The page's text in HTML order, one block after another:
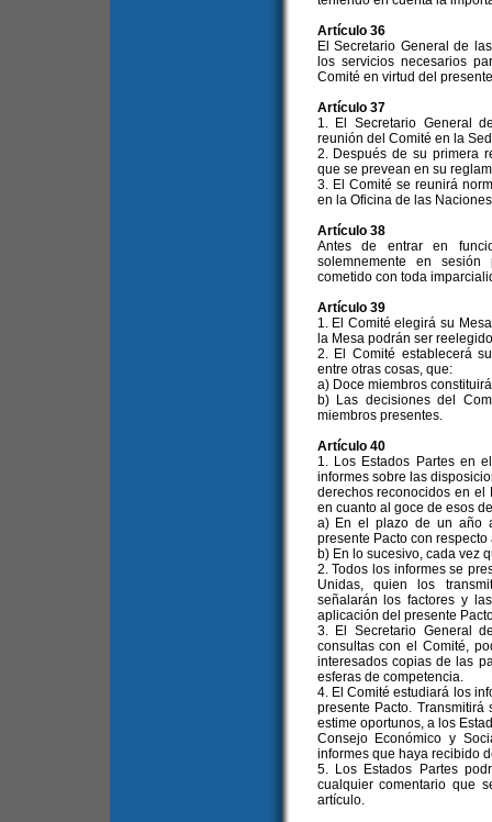
Artículo 36
El Secretario General de
los servicios necesarios
Comité en virtud del
Artículo 37
1. El Secretario General
reunión del Comité en la
2. Después de su primera
que se prevean en su
3. El Comité se reunirá
en la Oficina de las
Artículo 38
Antes de entrar en
solemnemente en
cometido con toda
Artículo 39
1. El Comité elegirá su
la Mesa podrán ser
2. El Comité establecerá
entre otras cosas, que:
a) Doce miembros
b) Las decisiones del
miembros presentes.
Artículo 40
1. Los Estados Partes en
informes sobre las
derechos reconocidos en
en cuanto al goce de esos
a) En el plazo de un año
presente Pacto con
b) En lo sucesivo, cada vez
2. Todos los informes se
Unidas, quien los
señalarán los factores y
aplicación del presente
3. El Secretario General
consultas con el Comité,
interesados copias de las
esferas de competencia.
4. El Comité estudiará los
presente Pacto.
estime oportunos, a los
Consejo Económico y
informes que haya recibido
5. Los Estados Partes
cualquier comentario que
artículo.